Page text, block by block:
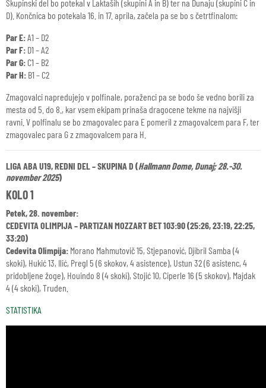
Skupinski del bo potekal v Laktaših (skupini A in B) ter na Dunaju (skupini C in
D). Končnica bo potekala 16. in 17. aprila, začela pa se bo s četrtfinalom:
Par E:A1 – D2
Par F: D1 – A2
Par G: C1 – B2
Par H: B1 – C2
Zmagovalci napredujejo v polfinale, poraženci pa se bodo še vedno borili za
mesta od 5. do 8., kar vsem ekipam prinaša dragocene tekme na najvišji
ravni. V polfinalu se bo zmagovalec para E pomeril z zmagovalcem para F, ter
zmagovalec para G z zmagovalcem para H.
LIGA ABA U19, REDNI DEL – SKUPINA D (Hallmann Dome, Dunaj; 28.-30.
november 2025)
KOLO 1
Petek, 28. november:
CEDEVITA OLIMPIJA – PARTIZAN MOZZART BET 103:90 (25:26, 23:19, 22:25,
33:20)
Cedevita Olimpija: Morano Mahmutovič 15, Stjepanović, Djibril Samba (4
skoki), Hukić 13, Ilić, Pregl 5 (6 skokov, 4 asistence), Ustun 32 (6 asistenc, 4
pridobljene žoge), Houindo 8 (4 skoki), Stojić 10, Ciperle 16 (5 skokov), Majdak
4 (4 skoki), Truden.
STATISTIKA